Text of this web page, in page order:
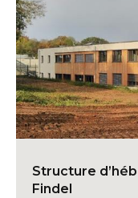
Structure
Findel